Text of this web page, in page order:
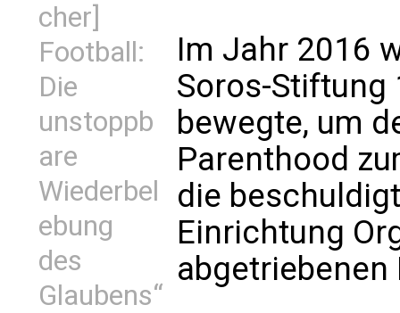
cher]
Football:
Die
unstoppb
are
Wiederbel
ebung
des
Glaubens“
Im Jahr 2016
Soros-Stiftung
bewegte, um
Parenthood
die
Einrichtung
abgetriebenen